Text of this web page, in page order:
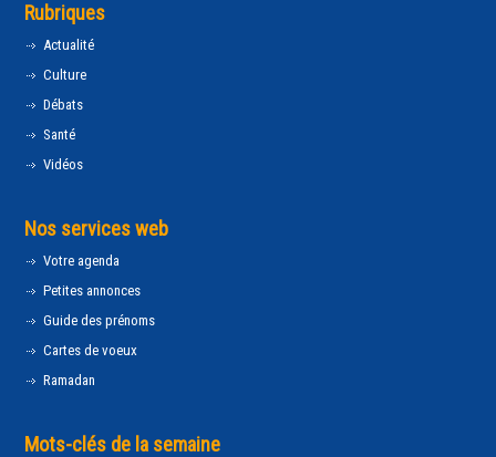
Rubriques
Actualité
Culture
Débats
Santé
Vidéos
Nos services web
Votre agenda
Petites annonces
Guide des prénoms
Cartes de voeux
Ramadan
Mots-clés de la semaine